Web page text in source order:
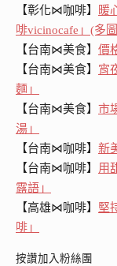
【彰化⋈咖啡】
暖
啡vicinocafe」(多
【台南⋈美食】 價
【台南⋈美食】 宵
麵」
【台南⋈美食】 市
湯」
【台南⋈咖啡】 新
【台南⋈咖啡】 用
露語」
【高雄⋈咖啡】 堅
啡」
按讚加入粉絲團